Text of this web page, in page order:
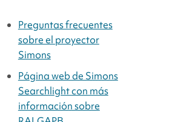
Preguntas frecuentes
sobre el proyector
Simons
Página web de Simons
Searchlight con más
información sobre